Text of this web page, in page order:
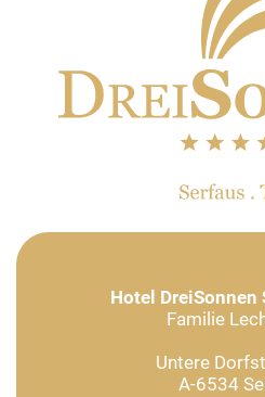
Hotel DreiSonnen
Familie
Untere
A-6534